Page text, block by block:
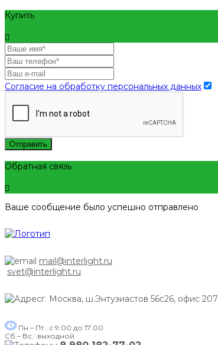
Купить
Согласие на обработку персональных данных
Отправить
Обратная связь
Ваше сообщение было успешно отправлено
mail@interlight.ru
svet@interlight.ru
г. Москва, ш.Энтузиастов 56с26, офис 207
Пн.– Пт.: с 9:00 до 17:00
Сб.– Вс.: выходной